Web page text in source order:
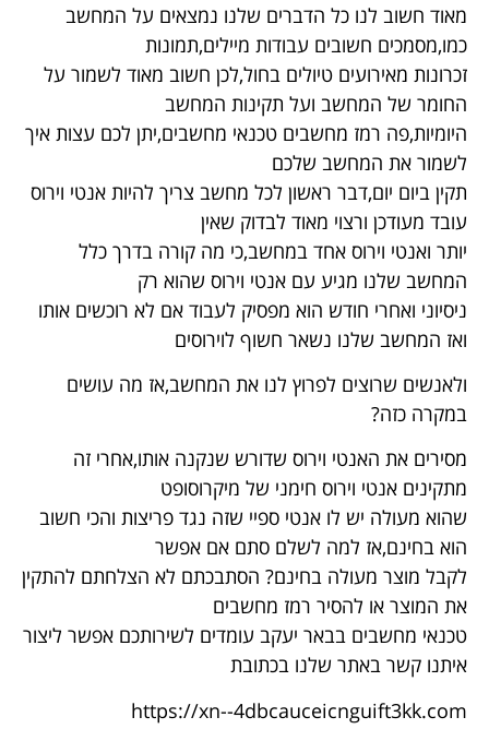
מאוד חשוב לנו כל הדברים שלנו נמצאים על המחשב
כמו,מסמכים חשובים עבודות מיילים,תמונות
זכרונות מאירועים טיולים בחול,לכן חשוב מאוד לשמור על
החומר של המחשב ועל תקינות המחשב
היומיות,פה רמז מחשבים טכנאי מחשבים,יתן לכם עצות איך
לשמור את המחשב שלכם
תקין ביום יום,דבר ראשון לכל מחשב צריך להיות אנטי וירוס
עובד מעודכן ורצוי מאוד לבדוק שאין
יותר ואנטי וירוס אחד במחשב,כי מה קורה בדרך כלל
המחשב שלנו מגיע עם אנטי וירוס שהוא רק
ניסיוני ואחרי חודש הוא מפסיק לעבוד אם לא רוכשים אותו
ואז המחשב שלנו נשאר חשוף לוירוסים
ולאנשים שרוצים לפרוץ לנו את המחשב,אז מה עושים
במקרה כזה?
מסירים את האנטי וירוס שדורש שנקנה אותו,אחרי זה
מתקינים אנטי וירוס חימני של מיקרוסופט
שהוא מעולה יש לו אנטי ספיי שזה נגד פריצות והכי חשוב
הוא בחינם,אז למה לשלם סתם אם אפשר
לקבל מוצר מעולה בחינם? הסתבכתם לא הצלחתם להתקין
את המוצר או להסיר רמז מחשבים
טכנאי מחשבים בבאר יעקב עומדים לשירותכם אפשר ליצור
איתנו קשר באתר שלנו בכתובת
https://xn--4dbcauceicnguift3kk.com